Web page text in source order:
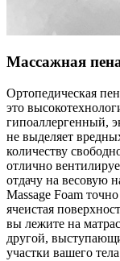
Массажная
Ортопедическая
это
гипоаллергенный,
не выделяет
количеству
отлично
отдачу на весовую
Massage Foam
ячеистая
вы лежите на
другой,
участки вашего